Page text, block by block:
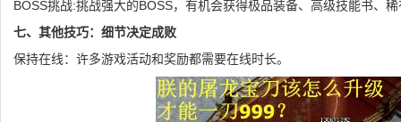
BOSS挑战:挑战强大的BOSS，有机会获得极品装备、高级技能书、
七、其他技巧：细节决定成败
保持在线：许多游戏活动和奖励都需要在线时长。